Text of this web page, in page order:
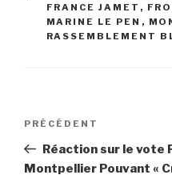
FRANCE JAMET ,
MARINE LE PEN ,
RASSEMBLEMENT
Navigation
l’article
Article
précédent
PRÉCÉDENT
Réaction sur le vote
Montpellier Pouvant «